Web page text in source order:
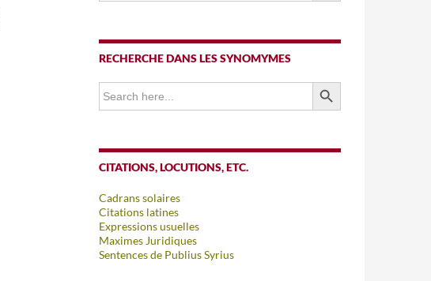
RECHERCHE DANS LES SYNOMYMES
Search
for:
SEARCH BUTTON
CITATIONS, LOCUTIONS, ETC.
Cadrans solaires
Citations latines
Expressions usuelles
Maximes Juridiques
Sentences de Publius Syrius